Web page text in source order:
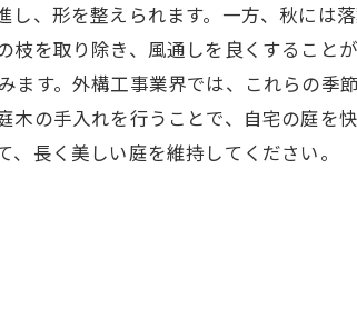
、形を整えられます。一方、秋には
を取り除き、風通しを良くすること
す。外構工事業界では、これらの季
の手入れを行うことで、自宅の庭を
長く美しい庭を維持してください。